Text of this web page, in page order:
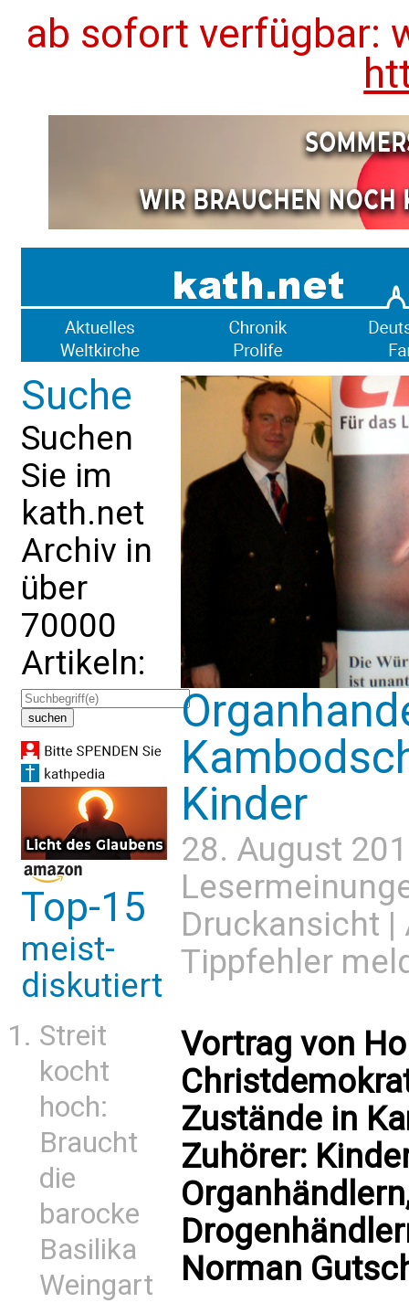
ab sofort verfügbar:
Suche
Suchen
Sie im
kath.net
Archiv in
über
70000
Artikeln:
Top-15
meist-
diskutiert
Streit
kocht
hoch:
Braucht
die
barocke
Basilika
Weingart
Kinder
28. August
Druckansicht |
Tippfehler
Vortrag von
Zustände in
Zuhörer:
Norman